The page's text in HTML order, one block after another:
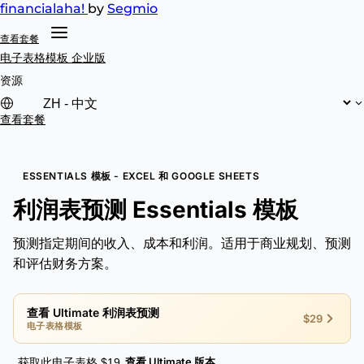
financialaha! by Segmio
查看套餐
电子表格模板 企业版
资源
查看套餐
ESSENTIALS 模板 - EXCEL 和 GOOGLE SHEETS
利润表预测 Essentials 模板
预测指定期间的收入、成本和利润。适用于商业规划、预测
和评估财务方案。
查看 Ultimate 利润表预测
电子表格模板
$29